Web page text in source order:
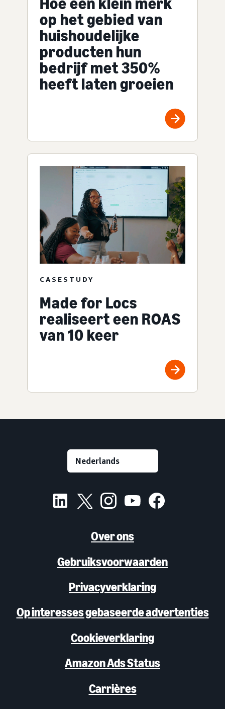
op het gebied van
huishoudelijke
producten hun
bedrijf met 350%
heeft laten groeien
CASESTUDY
Made for Locs
realiseert een ROAS
van 10 keer
Over ons
Gebruiksvoorwaarden
Privacyverklaring
Op interesses gebaseerde advertenties
Cookieverklaring
Amazon Ads Status
Carrières